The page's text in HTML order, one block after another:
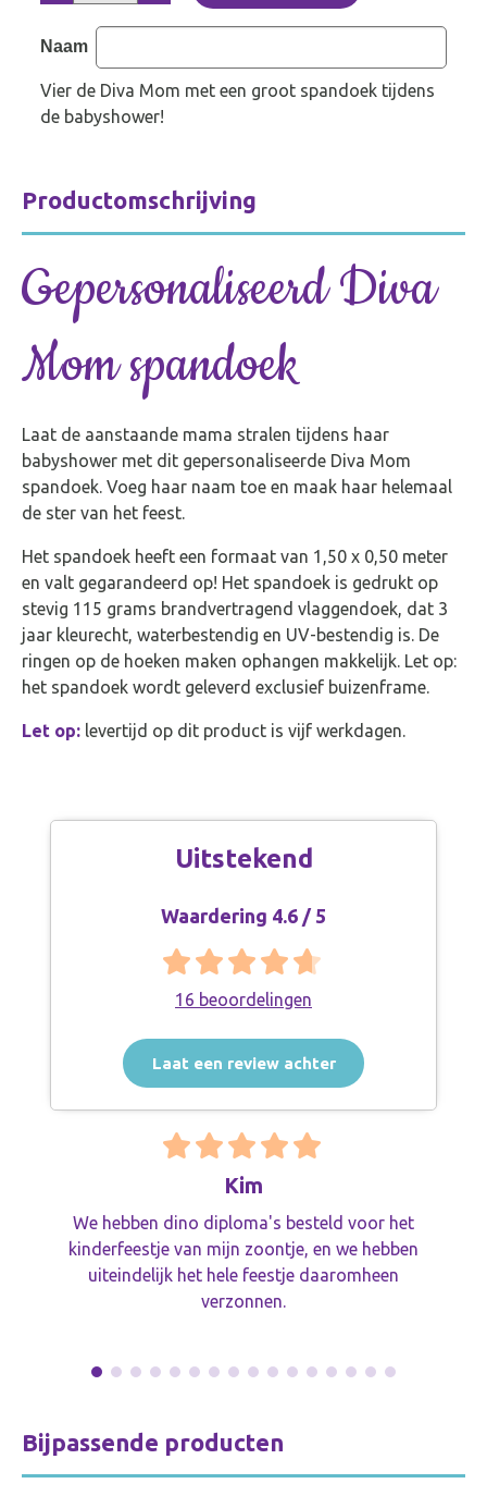
Naam
Vier de Diva Mom met een groot spandoek tijdens
de babyshower!
Productomschrijving
Gepersonaliseerd Diva
Mom spandoek
Laat de aanstaande mama stralen tijdens haar
babyshower met dit gepersonaliseerde Diva Mom
spandoek. Voeg haar naam toe en maak haar helemaal
de ster van het feest.
Het spandoek heeft een formaat van 1,50 x 0,50 meter
en valt gegarandeerd op! Het spandoek is gedrukt op
stevig 115 grams brandvertragend vlaggendoek, dat 3
jaar kleurecht, waterbestendig en UV-bestendig is. De
ringen op de hoeken maken ophangen makkelijk. Let op:
het spandoek wordt geleverd exclusief buizenframe.
Let op: levertijd op dit product is vijf werkdagen.
Uitstekend
Waardering 4.6 / 5
16 beoordelingen
Laat een review achter
Kim
We hebben dino diploma's besteld voor het
kinderfeestje van mijn zoontje, en we hebben
uiteindelijk het hele feestje daaromheen
verzonnen.
Bijpassende producten